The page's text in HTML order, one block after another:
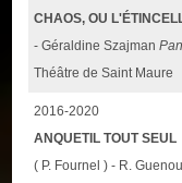
CHAOS, OU
- Géraldine Szajman
Théâtre de Saint Maure
2016-2020
ANQUETIL TOUT SEUL
( P. Fournel ) - R.